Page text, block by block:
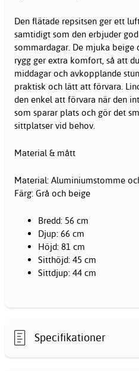
Den flätade repsitsen ger ett
samtidigt som den erbjuder
sommardagar. De mjuka beige
rygg ger extra komfort, så att
middagar och avkopplande
praktisk och lätt att förvara.
den enkel att förvara när den
som sparar plats och gör det
sittplatser vid behov.
Material & mått
Material: Aluminiumstomme
Färg: Grå och beige
Bredd: 56 cm
Djup: 66 cm
Höjd: 81 cm
Sitthöjd: 45 cm
Sittdjup: 44 cm
Specifikationer